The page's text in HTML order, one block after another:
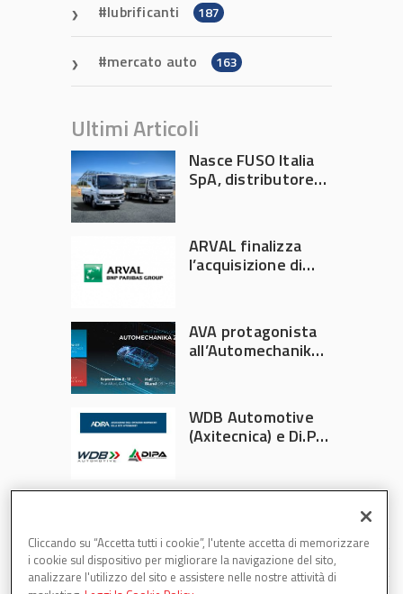
lubrificanti 187
mercato auto 163
Ultimi Articoli
Nasce FUSO Italia
SpA, distributore
ARVAL finalizza
l’acquisizione di
AVA protagonista
all’Automechanika
WDB Automotive
(Axitecnica) e Di.Pa.
Cliccando su “Accetta tutti i cookie”, l'utente accetta di memorizzare
i cookie sul dispositivo per migliorare la navigazione del sito,
analizzare l'utilizzo del sito e assistere nelle nostre attività di